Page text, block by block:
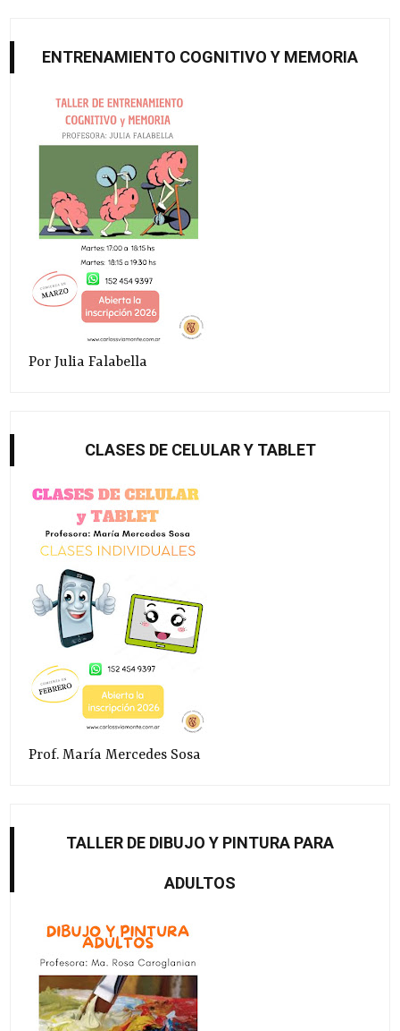
ENTRENAMIENTO COGNITIVO Y MEMORIA
Por Julia Falabella
CLASES DE CELULAR Y TABLET
Prof. María Mercedes Sosa
TALLER DE DIBUJO Y PINTURA PARA
ADULTOS